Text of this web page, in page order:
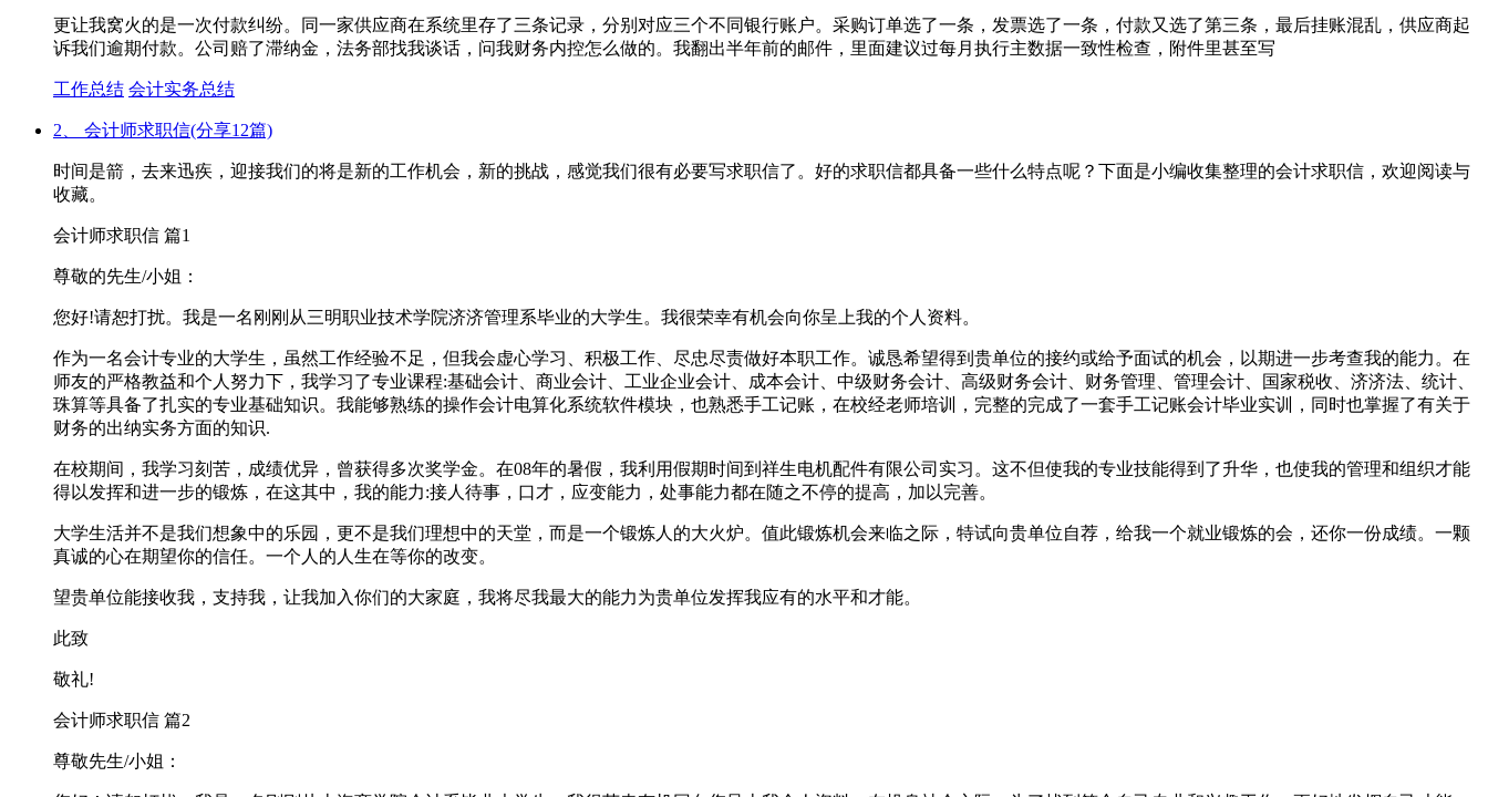
更让我窝火的是一次付款纠纷。同一家供应商在系统里存了三条记录，分别对应三个不同银行账户。采购订单选了一条，发票选了一条，付款又选了第三条，最后挂账混乱，供应商起
诉我们逾期付款。公司赔了滞纳金，法务部找我谈话，问我财务内控怎么做的。我翻出半年前的邮件，里面建议过每月执行主数据一致性检查，附件里甚至写
工作总结 会计实务总结
2、 会计师求职信(分享12篇)
时间是箭，去来迅疾，迎接我们的将是新的工作机会，新的挑战，感觉我们很有必要写求职信了。好的求职信都具备一些什么特点呢？下面是小编收集整理的会计求职信，欢迎阅读与
收藏。
会计师求职信 篇1
尊敬的先生/小姐：
您好!请恕打扰。我是一名刚刚从三明职业技术学院济济管理系毕业的大学生。我很荣幸有机会向你呈上我的个人资料。
作为一名会计专业的大学生，虽然工作经验不足，但我会虚心学习、积极工作、尽忠尽责做好本职工作。诚恳希望得到贵单位的接约或给予面试的机会，以期进一步考查我的能力。在
师友的严格教益和个人努力下，我学习了专业课程:基础会计、商业会计、工业企业会计、成本会计、中级财务会计、高级财务会计、财务管理、管理会计、国家税收、济济法、统计、
珠算等具备了扎实的专业基础知识。我能够熟练的操作会计电算化系统软件模块，也熟悉手工记账，在校经老师培训，完整的完成了一套手工记账会计毕业实训，同时也掌握了有关于
财务的出纳实务方面的知识.
在校期间，我学习刻苦，成绩优异，曾获得多次奖学金。在08年的暑假，我利用假期时间到祥生电机配件有限公司实习。这不但使我的专业技能得到了升华，也使我的管理和组织才能
得以发挥和进一步的锻炼，在这其中，我的能力:接人待事，口才，应变能力，处事能力都在随之不停的提高，加以完善。
大学生活并不是我们想象中的乐园，更不是我们理想中的天堂，而是一个锻炼人的大火炉。值此锻炼机会来临之际，特试向贵单位自荐，给我一个就业锻炼的会，还你一份成绩。一颗
真诚的心在期望你的信任。一个人的人生在等你的改变。
望贵单位能接收我，支持我，让我加入你们的大家庭，我将尽我最大的能力为贵单位发挥我应有的水平和才能。
此致
敬礼!
会计师求职信 篇2
尊敬先生/小姐：